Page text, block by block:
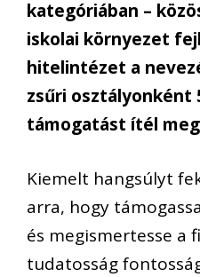
kategóriában –
iskolai környezet
hitelintézet a
zsűri osztályonként
támogatást ítél
Kiemelt hangsúlyt
arra, hogy
és megismertesse a
tudatosság